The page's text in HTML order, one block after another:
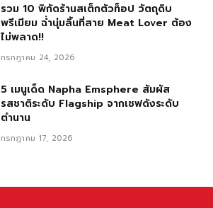
รวม 10 พิกัดร้านสเต็กตัวท็อป วัตถุดิบ
พรีเมียม ฉ่ำนุ่มลิ้นที่สาย Meat Lover ต้อง
ไม่พลาด!!
กรกฎาคม 24, 2026
5 เมนูเด็ด Napha Emsphere สัมผัส
รสชาติระดับ Flagship จากเชฟดังระดับ
ตำนาน
กรกฎาคม 17, 2026